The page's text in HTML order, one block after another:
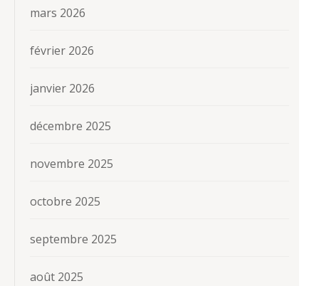
mars 2026
février 2026
janvier 2026
décembre 2025
novembre 2025
octobre 2025
septembre 2025
août 2025